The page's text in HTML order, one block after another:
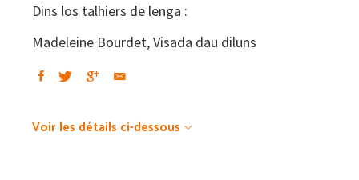
Dins los talhiers de lenga :
Madeleine Bourdet, Visada dau diluns
Voir les détails ci-dessous